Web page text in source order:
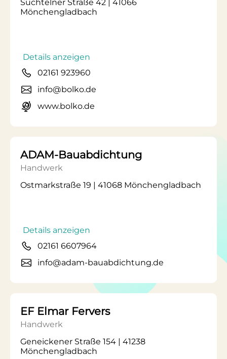
Süchtelner Straße 42 | 41066
Mönchengladbach
Details anzeigen
02161 923960
info@bolko.de
www.bolko.de
ADAM-Bauabdichtung
Handwerk
Ostmarkstraße 19 | 41068 Mönchengladbach
Details anzeigen
02161 6607964
info@adam-bauabdichtung.de
EF Elmar Fervers
Handwerk
Geneickener Straße 154 | 41238
Mönchengladbach